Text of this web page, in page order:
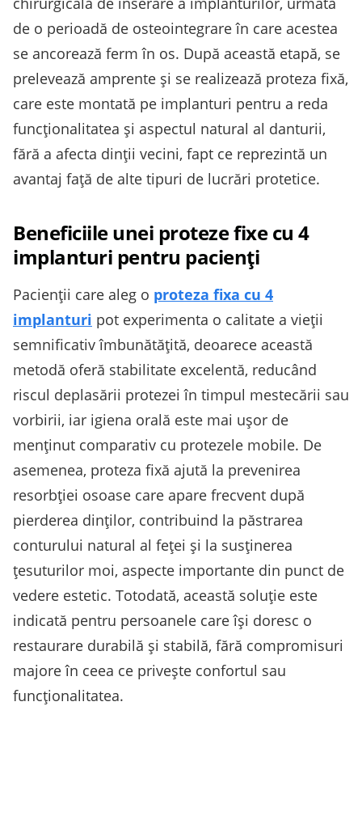
de o perioadă de osteointegrare în care acestea
se ancorează ferm în os. După această etapă, se
prelevează amprente și se realizează proteza fixă,
care este montată pe implanturi pentru a reda
funcționalitatea și aspectul natural al danturii,
fără a afecta dinții vecini, fapt ce reprezintă un
avantaj față de alte tipuri de lucrări protetice.
Beneficiile unei proteze fixe cu 4
implanturi pentru pacienți
Pacienții care aleg o proteza fixa cu 4
implanturi pot experimenta o calitate a vieții
semnificativ îmbunătățită, deoarece această
metodă oferă stabilitate excelentă, reducând
riscul deplasării protezei în timpul mestecării sau
vorbirii, iar igiena orală este mai ușor de
menținut comparativ cu protezele mobile. De
asemenea, proteza fixă ajută la prevenirea
resorbției osoase care apare frecvent după
pierderea dinților, contribuind la păstrarea
conturului natural al feței și la susținerea
țesuturilor moi, aspecte importante din punct de
vedere estetic. Totodată, această soluție este
indicată pentru persoanele care își doresc o
restaurare durabilă și stabilă, fără compromisuri
majore în ceea ce privește confortul sau
funcționalitatea.